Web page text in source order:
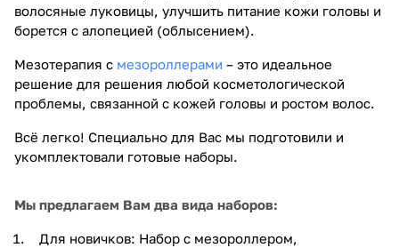
волосяные луковицы, улучшить питание кожи головы и
борется с алопецией (облысением).
Мезотерапия с мезороллерами – это идеальное
решение для решения любой косметологической
проблемы, связанной с кожей головы и ростом волос.
Всё легко! Специально для Вас мы подготовили и
укомплектовали готовые наборы.
Мы предлагаем Вам два вида наборов:
Для новичков: Набор с мезороллером,